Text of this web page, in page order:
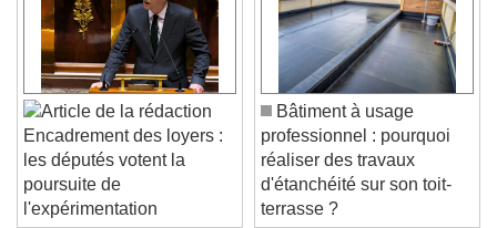
Encadrement des loyers :
les députés votent la
poursuite de
Bâtiment à usage
professionnel : pourquoi
réaliser des travaux
d'étanchéité sur son toit-